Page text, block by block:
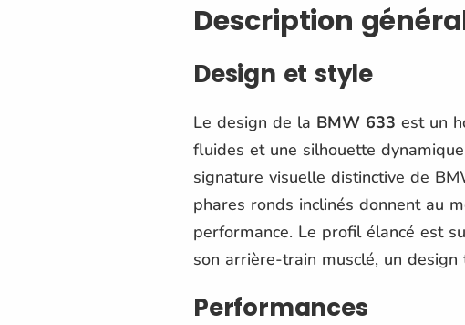
Description
Design et style
Le design de la BMW 633 est un
fluides et une silhouette
signature visuelle distinctive de
phares ronds inclinés donnent au
performance. Le profil élancé est
son arrière-train musclé, un
Performances